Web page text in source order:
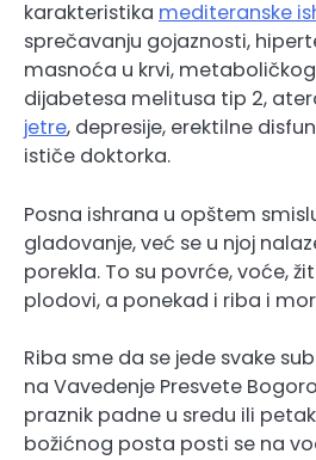
karakteristika mediteranske
sprečavanju gojaznosti,
masnoća u krvi,
dijabetesa melitusa tip 2,
jetre, depresije, erektilne
ističe doktorka.
Posna ishrana u opštem
gladovanje, već se u njoj
porekla. To su povrće, voće,
plodovi, a ponekad i riba i
Riba sme da se jede svake
na Vavedenje Presvete
praznik padne u sredu ili
božićnog posta posti se na